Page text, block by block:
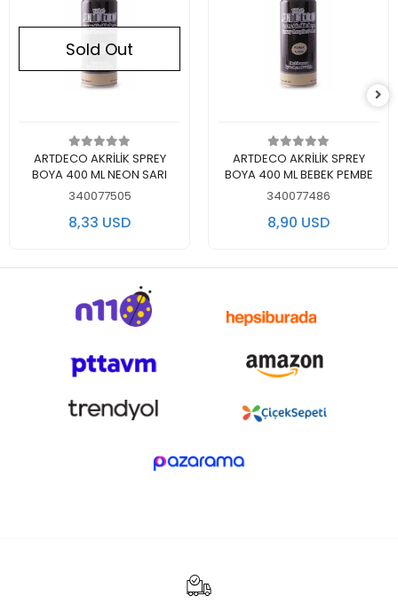
Out of stock
Sold Out
ARTDECO AKRİLİK SPREY
BOYA 400 ML NEON SARI
340077505
8,33 USD
Add to cart
ARTDECO AKRİLİK SPREY
BOYA 400 ML BEBEK PEMBE
340077486
8,90 USD